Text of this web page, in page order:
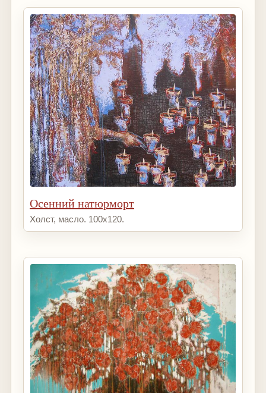
Осенний натюрморт
Холст, масло. 100х120.